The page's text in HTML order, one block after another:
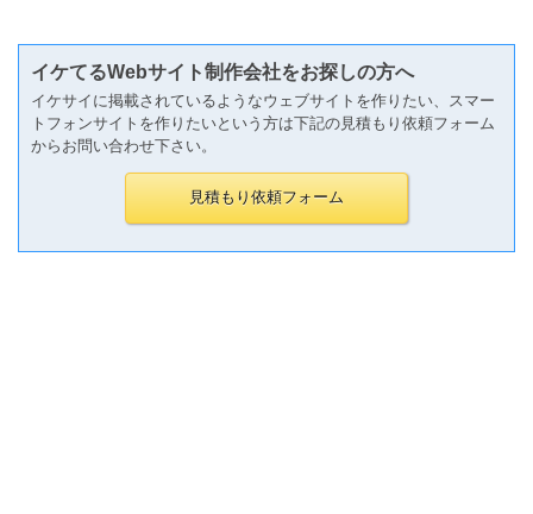
イケてるWebサイト制作会社をお探しの方へ
イケサイに掲載されているようなウェブサイトを作りたい、スマー
トフォンサイトを作りたいという方は下記の見積もり依頼フォーム
からお問い合わせ下さい。